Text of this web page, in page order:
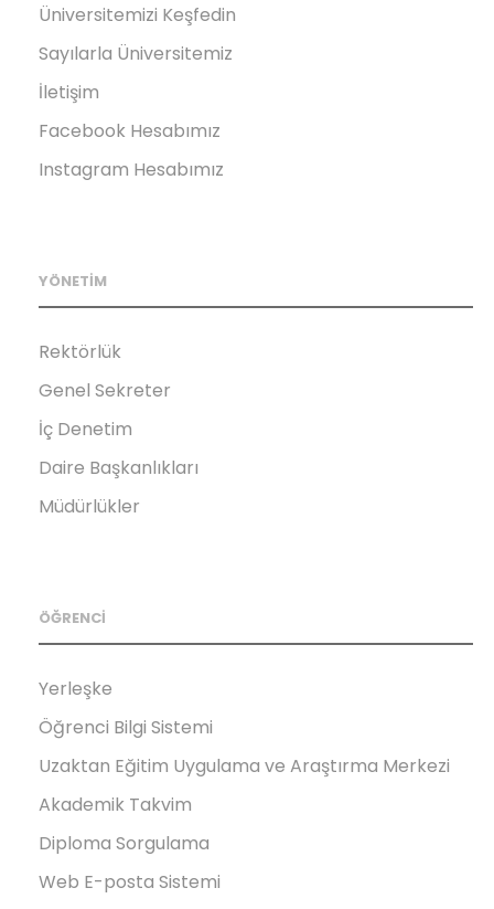
Üniversitemizi Keşfedin
Sayılarla Üniversitemiz
İletişim
Facebook Hesabımız
Instagram Hesabımız
YÖNETİM
Rektörlük
Genel Sekreter
İç Denetim
Daire Başkanlıkları
Müdürlükler
ÖĞRENCİ
Yerleşke
Öğrenci Bilgi Sistemi
Uzaktan Eğitim Uygulama ve Araştırma Merkezi
Akademik Takvim
Diploma Sorgulama
Web E-posta Sistemi